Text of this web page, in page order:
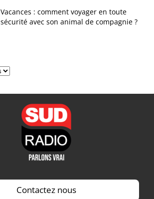
Vacances : comment voyager en toute
sécurité avec son animal de compagnie ?
Contactez nous